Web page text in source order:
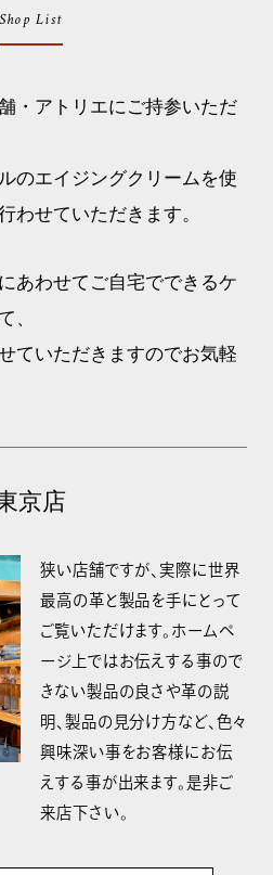
Shop List
・アトリエにご持参いただ
のエイジングクリームを使
わせていただきます。
あわせてご自宅でできるケ
、
ていただきますのでお気軽
京店
狭い店舗ですが、実際に世界
最高の革と製品を手にとって
ご覧いただけます。ホームペ
ージ上ではお伝えする事ので
きない製品の良さや革の説
明、製品の見分け方など、色々
興味深い事をお客様にお伝
えする事が出来ます。是非ご
来店下さい。